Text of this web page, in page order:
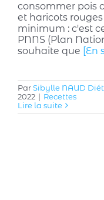
consommer pois
et haricots
minimum : c'est
PNNS (Plan
souhaite que [En
ParSibylle NAUD
2022 | Recettes
Lire la suite